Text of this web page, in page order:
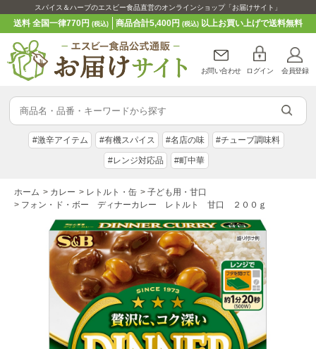
スパイス＆ハーブのエスビー食品直営のオンラインショップ「お届けサイト」
送料 全国一律770円(税込) 商品合計5,400円 (税込)以上お買い上げで送料無料
お問い合わせ ログイン 会員登録
#激辛アイテム #有機スパイス #名店の味 #チューブ調味料
#レンジ対応品 #町中華
ホーム > カレー > レトルト・缶 > 子ども用・甘口
> フォン・ド・ボー ディナーカレー レトルト 甘口 ２００ｇ